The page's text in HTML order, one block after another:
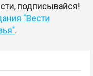
подписывайся!
"Вести
.